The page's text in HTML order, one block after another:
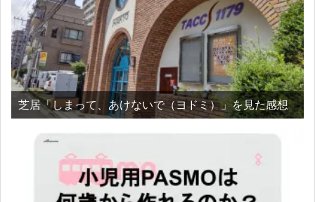
芝居「しまって、あけないで（ヨドミ）」を見た感想